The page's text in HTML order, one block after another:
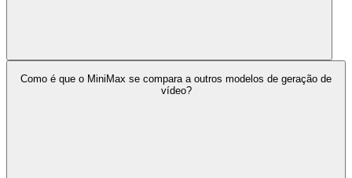
Como é que o MiniMax se compara a outros modelos de geração de
vídeo?